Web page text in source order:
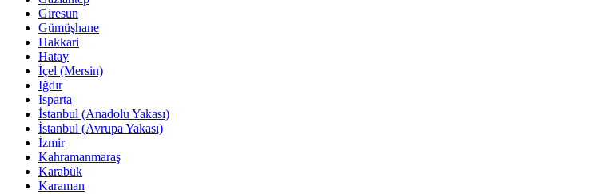
Giresun
Gümüşhane
Hakkari
Hatay
İçel (Mersin)
Iğdır
Isparta
İstanbul (Anadolu Yakası)
İstanbul (Avrupa Yakası)
İzmir
Kahramanmaraş
Karabük
Karaman